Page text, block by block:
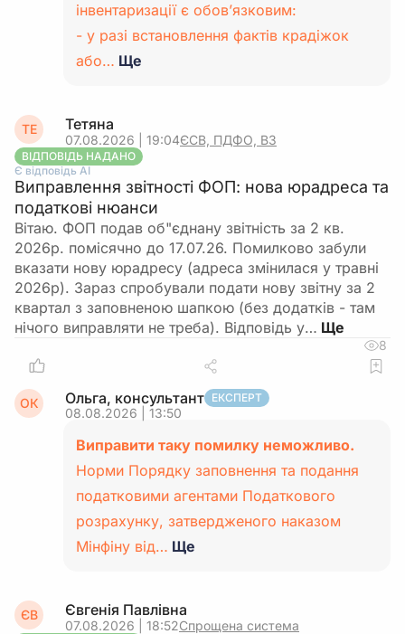
інвентаризації є обов’язковим:
- у разі встановлення фактів крадіжок
або… Ще
ТЕ Тетяна
07.08.2026 | 19:04ЄСВ, ПДФО, ВЗ
ВІДПОВІДЬ НАДАНО
Є відповідь АІ
Виправлення звітності ФОП: нова юрадреса та
податкові нюанси
Вітаю. ФОП подав об"єднану звітність за 2 кв.
2026р. помісячно до 17.07.26. Помилково забули
вказати нову юрадресу (адреса змінилася у травні
2026р). Зараз спробували подати нову звітну за 2
квартал з заповненою шапкою (без додатків - там
нічого виправляти не треба). Відповідь у…
8
ОК Ольга, консультант ЕКСПЕРТ
08.08.2026 | 13:50
Виправити таку помилку неможливо.
Норми Порядку заповнення та подання
податковими агентами Податкового
розрахунку, затвердженого наказом
Мінфіну від… Ще
ЄВ Євгенія Павлівна
07.08.2026 | 18:52Спрощена система